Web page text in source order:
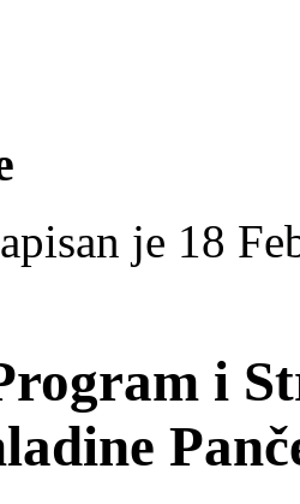
je 18
i